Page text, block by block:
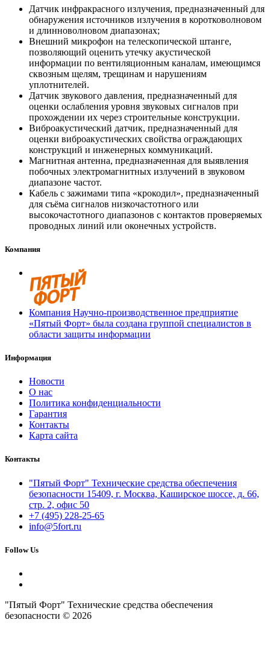
Датчик инфракрасного излучения, предназначенный для
обнаружения источников излучения в коротковолновом
и длинноволновом диапазонах;
Внешний микрофон на телескопической штанге,
позволяющий оценить утечку акустической
информации по вентиляционным каналам, имеющимся
сквозным щелям, трещинам и нарушениям
уплотнителей.
Датчик звукового давления, предназначенный для
оценки ослабления уровня звуковых сигналов при
прохождении их через строительные конструкции.
Виброакустический датчик, предназначенный для
оценки виброакустических свойства ограждающих
конструкций и инженерных коммуникаций.
Магнитная антенна, предназначенная для выявления
побочных электромагнитных излучений в звуковом
диапазоне частот.
Кабель с зажимами типа «крокодил», предназначенный
для съёма сигналов низкочастотного или
высокочастотного диапазонов с контактов проверяемых
проводных линий или оконечных устройств.
Компания
Компания Научно-производственное предприятие
«Пятый Форт» была создана группой специалистов в
области защиты информации
Информация
Новости
О нас
Политика конфиденциальности
Гарантия
Контакты
Карта сайта
Контакты
"Пятый Форт" Технические средства обеспечения
безопасности 15409, г. Москва, Каширское шоссе, д. 66,
стр. 2, офис 50
+7 (495) 228-25-65
info@5fort.ru
Follow Us
"Пятый Форт" Технические средства обеспечения
безопасности © 2026